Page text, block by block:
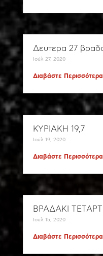
Δευτερα 27
Ιούλ 27, 2020
Διαβάστε Περισσότερα
ΚΥΡΙΑΚΗ 19,7
Ιούλ 19, 2020
Διαβάστε Περισσότερα
ΒΡΑΔΑΚΙ
Ιούλ 15, 2020
Διαβάστε Περισσότερα